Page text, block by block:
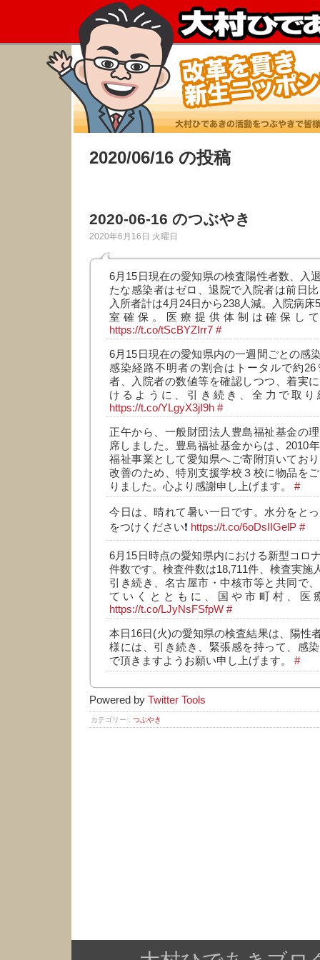
2020/06/16 の投稿
2020-06-16 のつぶやき
2020年6月16日 火曜日
6月15日現在の愛知県の検査陽性者数、入
たな感染者はゼロ、退院で入院者は前日
入所者計は4月24日から238人減。入院病床
室確保。医療提供体制は確保し
https://t.co/tScBYZIrr7 #
6月15日現在の愛知県内の一週間ごとの感
感染経路不明者の割合はトータルで約
者、入院者の数値等を確認しつつ、着実
けるように、引き続き、全力で取
https://t.co/YLgyX3jI9h #
正午から、一般財団法人豊島福祉基金の
席しました。豊島福祉基金からは、2010
福祉事業として愛知県へご寄附頂いてお
改善のため、特別支援学校３校に物品を
りました。心より感謝申し上げます。 #
今日は、晴れて暑い一日です。水分をと
をつけください❗ https://t.co/6oDsIIGelP #
6月15日時点の愛知県内における新型コロ
件数です。検査件数は18,711件、検査実施
引き続き、名古屋市・中核市等と共同で
ていくとともに、国や市町村、医
https://t.co/LJyNsFSfpW #
本日16日(火)の愛知県の検査結果は、陽性
様には、引き続き、緊張感を持って、感
で頂きますようお願い申し上げます。 #
Powered by Twitter Tools
カテゴリー : つぶやき